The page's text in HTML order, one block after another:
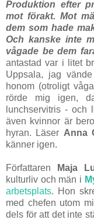
Produktion efter
mot förakt. Mot
dem som hade
Och kanske inte
vågade be dem
antastad var i litet
Uppsala, jag
honom (otroligt
rörde mig igen,
lunchservitris -
även kvinnor är
hyran. Läser Anna
känner igen.
Författaren Maja
kulturliv och män i
arbetsplats. Hon
med chefen utom
dels för att det inte